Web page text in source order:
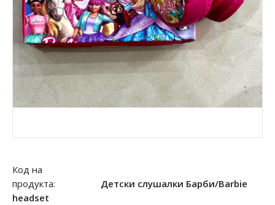
Код на
продукта:
Детски слушалки Барби/Barbie
headset